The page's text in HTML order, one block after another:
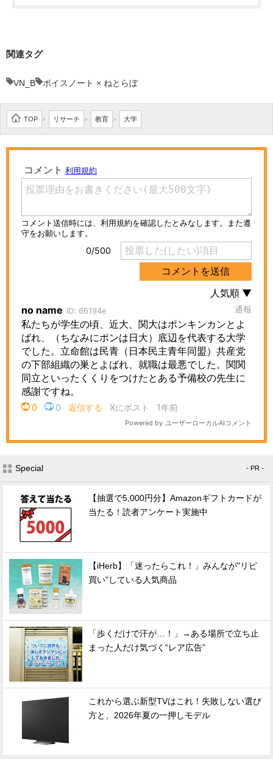
関連タグ
VN_B ボイスノート × ねとらぼ
TOP > リサーチ > 教育 > 大学
Special - PR -
【抽選で5,000円分】Amazonギフトカードが
当たる！読者アンケート実施中
【iHerb】「迷ったらこれ！」みんなが"リピ
買い"している人気商品
「歩くだけで汗が…！」→ある場所で立ち止
まった人だけ気づく“レア広告”
これから選ぶ新型TVはこれ！失敗しない選び
方と、2026年夏の一押しモデル